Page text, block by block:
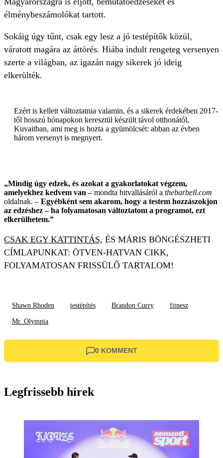
élménybeszámolókat tartott.
Sokáig úgy tűnt, csak egy lesz a jó testépítők közül,
váratott magára az áttörés. Hiába indult rengeteg versenyen
szerte a világban, az igazán nagy sikerek jó ideig
elkerülték.
Ezért is kellett változtatnia valamin, és a sikerek érdekében 2017-
től hosszú hónapokon keresztül készült távol otthonától,
Kuvaitban, ami meg is hozta a gyümölcsét: abban az évben
három versenyt is megnyert.
„Mindig úgy edzek, és azokat a gyakorlatokat végzem,
amelyekhez kedvem van –mondta hitvallásáról a thebarbell.com
oldalnak. – Egyébként sem akarom, hogy a testem hozzászokjon
az edzéshez – ha folyamatosan változtatom a programot, ezt
elkerülhetem.”
CSAK EGY KATTINTÁS, ÉS MÁRIS BÖNGÉSZHETI
CÍMLAPUNKAT: ÖTVEN-HATVAN CIKK,
FOLYAMATOSAN FRISSÜLŐ TARTALOM!
Shawn Rhoden testépítés Brandon Curry fitnesz
Mr. Olympia
0 KOMMENT
Legfrissebb hírek